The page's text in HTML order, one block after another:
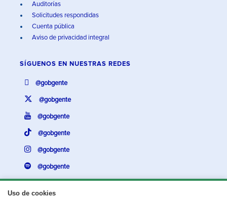
Uso de cookies
Auditorías
Solicitudes respondidas
Cuenta pública
Aviso de privacidad integral
SÍGUENOS EN NUESTRAS REDES
@gobgente
@gobgente
@gobgente
@gobgente
@gobgente
@gobgente